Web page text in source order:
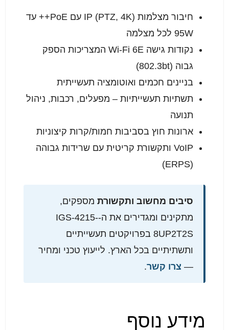
חיבור מצלמות IP (PTZ, 4K) עם PoE++ עד
95W לכל מצלמה
נקודות גישה Wi-Fi 6E המצריכות הספק
גבוה (802.3bt)
בניינים חכמים ואוטומציה תעשייתית
תשתיות תעשייתיות – מפעלים, רכבות, ניהול
תנועה
ארונות חוץ בסביבות חמות/קרות קיצוניות
VoIP ותקשורת קריטית עם שרידות גבוהה
(ERPS)
סיבים מחשוב ותקשורת מספקים,
מתקינים ומגדירים את ה-IGS-4215-
8UP2T2S בפרויקטים תעשייתיים
ותשתיתיים בכל הארץ. לייעוץ טכני ומחיר
— צרו קשר.
מידע נוסף